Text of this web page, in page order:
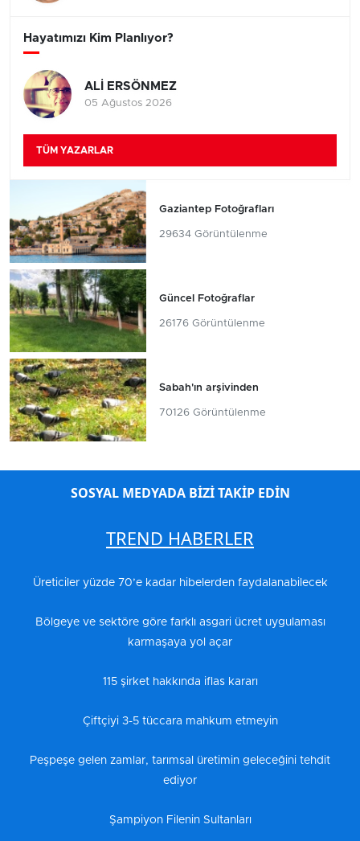
Hayatımızı Kim Planlıyor?
ALİ ERSÖNMEZ
05 Ağustos 2026
TÜM YAZARLAR
Gaziantep Fotoğrafları
29634 Görüntülenme
Güncel Fotoğraflar
26176 Görüntülenme
Sabah'ın arşivinden
70126 Görüntülenme
SOSYAL MEDYADA BİZİ TAKİP EDİN
TREND HABERLER
Üreticiler yüzde 70’e kadar hibelerden faydalanabilecek
Bölgeye ve sektöre göre farklı asgari ücret uygulaması
karmaşaya yol açar
115 şirket hakkında iflas kararı
Çiftçiyi 3-5 tüccara mahkum etmeyin
Peşpeşe gelen zamlar, tarımsal üretimin geleceğini tehdit
ediyor
Şampiyon Filenin Sultanları